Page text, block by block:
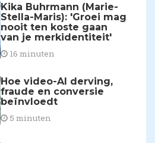
Kika Buhrmann (Marie-
Stella-Maris): 'Groei mag
nooit ten koste gaan
van je merkidentiteit'
16 minuten
Hoe video-AI derving,
fraude en conversie
beïnvloedt
5 minuten